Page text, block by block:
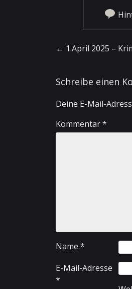
Artikel-
← 1.April 2025 –
Schreibe einen
Deine E-Mail-
Kommentar*
Name *
E-Mail-Adresse
*